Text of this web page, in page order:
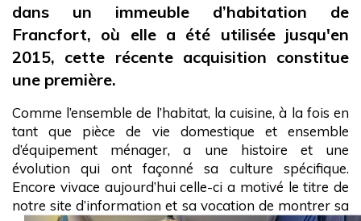
dans un immeuble d’habitation de
Francfort, où elle a été utilisée jusqu'en
2015, cette récente acquisition constitue
une première.
Comme l’ensemble de l’habitat, la cuisine, à la fois en
tant que pièce de vie domestique et ensemble
d’équipement ménager, a une histoire et une
évolution qui ont façonné sa culture spécifique.
Encore vivace aujourd’hui celle-ci a motivé le titre de
notre sited’information et sa vocation de montrer sa